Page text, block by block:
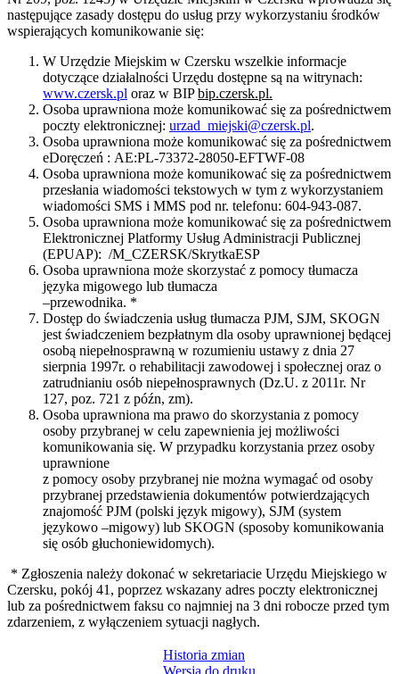
następujące zasady dostępu do usług przy wykorzystaniu środków
wspierających komunikowanie się:
W Urzędzie Miejskim w Czersku wszelkie informacje
dotyczące działalności Urzędu dostępne są na witrynach:
www.czersk.pl oraz w BIPbip.czersk.pl.
Osoba uprawniona może komunikować się za pośrednictwem
poczty elektronicznej: urzad_miejski@czersk.pl.
Osoba uprawniona może komunikować się za pośrednictwem
eDoręczeń : AE:PL-73372-28050-EFTWF-08
Osoba uprawniona może komunikować się za pośrednictwem
przesłania wiadomości tekstowych w tym z wykorzystaniem
wiadomości SMS i MMS pod nr. telefonu: 604-943-087.
Osoba uprawniona może komunikować się za pośrednictwem
Elektronicznej Platformy Usług Administracji Publicznej
(EPUAP): /M_CZERSK/SkrytkaESP
Osoba uprawniona może skorzystać z pomocy tłumacza
języka migowego lub tłumacza
–przewodnika. *
Dostęp do świadczenia usług tłumacza PJM, SJM, SKOGN
jest świadczeniem bezpłatnym dla osoby uprawnionej będącej
osobą niepełnosprawną w rozumieniu ustawy z dnia 27
sierpnia 1997r. o rehabilitacji zawodowej i społecznej oraz o
zatrudnianiu osób niepełnosprawnych (Dz.U. z 2011r. Nr
127, poz. 721 z późn, zm).
Osoba uprawniona ma prawo do skorzystania z pomocy
osoby przybranej w celu zapewnienia jej możliwości
komunikowania się. W przypadku korzystania przez osoby
uprawnione
z pomocy osoby przybranej nie można wymagać od osoby
przybranej przedstawienia dokumentów potwierdzających
znajomość PJM (polski język migowy), SJM (system
językowo –migowy) lub SKOGN (sposoby komunikowania
się osób głuchoniewidomych).
* Zgłoszenia należy dokonać w sekretariacie Urzędu Miejskiego w
Czersku, pokój 41, poprzez wskazany adres poczty elektronicznej
lub za pośrednictwem faksu co najmniej na 3 dni robocze przed tym
zdarzeniem, z wyłączeniem sytuacji nagłych.
Historia zmian
Wersja do druku